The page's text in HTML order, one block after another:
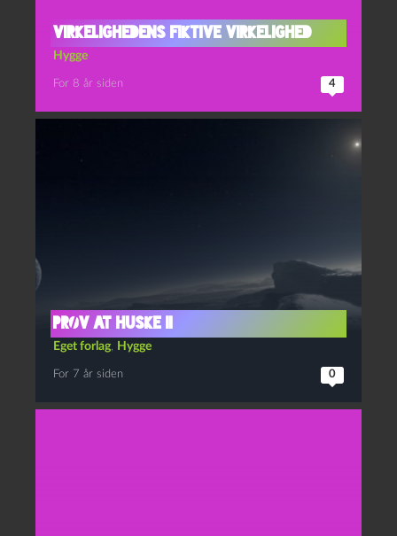
VIRKELIGHEDENS FIKTIVE VIRKELIGHED
Hygge
For 8 år siden 4
PRØV AT HUSKE II
Eget forlag, Hygge
For 7 år siden 0